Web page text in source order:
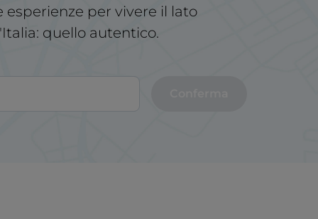
esperienze per vivere il lato
quello autentico.